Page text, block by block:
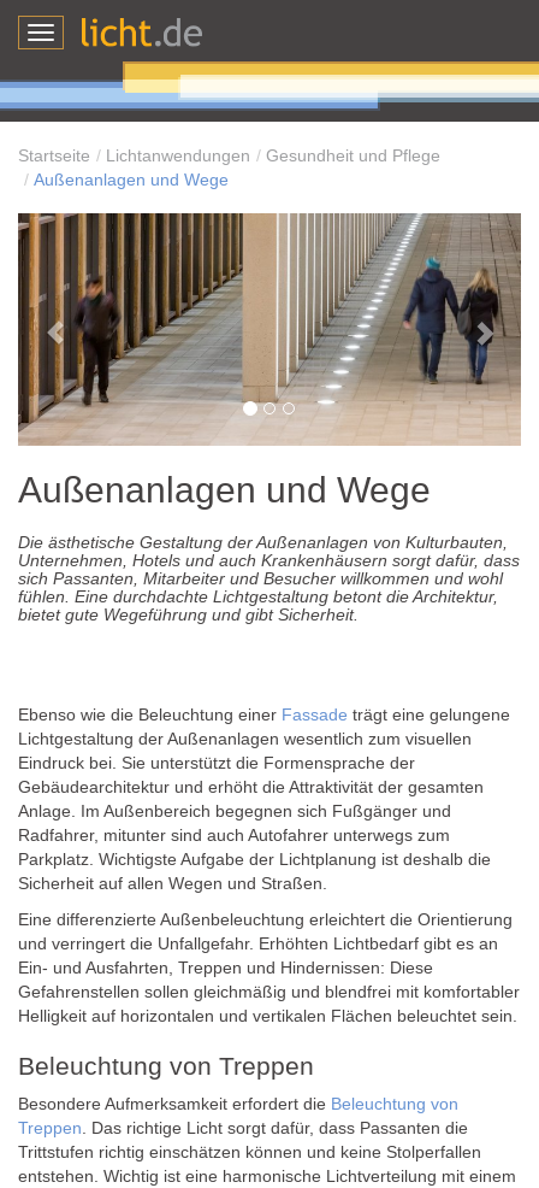
Toggle
Startseite Lichtanwendungen
Gesundheit und Pflege
Außenanlagen und Wege
Außenanlagen und Wege
Die ästhetische Gestaltung der Außenanlagen von Kulturbauten,
Unternehmen, Hotels und auch Krankenhäusern sorgt dafür, dass
sich Passanten, Mitarbeiter und Besucher willkommen und wohl
fühlen. Eine durchdachte Lichtgestaltung betont die Architektur,
bietet gute Wegeführung und gibt Sicherheit.
Ebenso wie die Beleuchtung einer Fassade trägt eine gelungene
Lichtgestaltung der Außenanlagen wesentlich zum visuellen
Eindruck bei. Sie unterstützt die Formensprache der
Gebäudearchitektur und erhöht die Attraktivität der gesamten
Anlage. Im Außenbereich begegnen sich Fußgänger und
Radfahrer, mitunter sind auch Autofahrer unterwegs zum
Parkplatz. Wichtigste Aufgabe der Lichtplanung ist deshalb die
Sicherheit auf allen Wegen und Straßen.
Eine differenzierte Außenbeleuchtung erleichtert die Orientierung
und verringert die Unfallgefahr. Erhöhten Lichtbedarf gibt es an
Ein- und Ausfahrten, Treppen und Hindernissen: Diese
Gefahrenstellen sollen gleichmäßig und blendfrei mit komfortabler
Helligkeit auf horizontalen und vertikalen Flächen beleuchtet sein.
Beleuchtung von Treppen
Besondere Aufmerksamkeit erfordert die Beleuchtung von
Treppen. Das richtige Licht sorgt dafür, dass Passanten die
Trittstufen richtig einschätzen können und keine Stolperfallen
entstehen. Wichtig ist eine harmonische Lichtverteilung mit einem